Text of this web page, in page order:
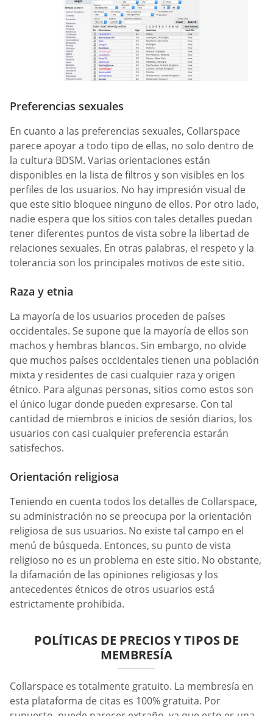
Preferencias sexuales
En cuanto a las preferencias sexuales, Collarspace
parece apoyar a todo tipo de ellas, no solo dentro de
la cultura BDSM. Varias orientaciones están
disponibles en la lista de filtros y son visibles en los
perfiles de los usuarios. No hay impresión visual de
que este sitio bloquee ninguno de ellos. Por otro lado,
nadie espera que los sitios con tales detalles puedan
tener diferentes puntos de vista sobre la libertad de
relaciones sexuales. En otras palabras, el respeto y la
tolerancia son los principales motivos de este sitio.
Raza y etnia
La mayoría de los usuarios proceden de países
occidentales. Se supone que la mayoría de ellos son
machos y hembras blancos. Sin embargo, no olvide
que muchos países occidentales tienen una población
mixta y residentes de casi cualquier raza y origen
étnico. Para algunas personas, sitios como estos son
el único lugar donde pueden expresarse. Con tal
cantidad de miembros e inicios de sesión diarios, los
usuarios con casi cualquier preferencia estarán
satisfechos.
Orientación religiosa
Teniendo en cuenta todos los detalles de Collarspace,
su administración no se preocupa por la orientación
religiosa de sus usuarios. No existe tal campo en el
menú de búsqueda. Entonces, su punto de vista
religioso no es un problema en este sitio. No obstante,
la difamación de las opiniones religiosas y los
antecedentes étnicos de otros usuarios está
estrictamente prohibida.
POLÍTICAS DE PRECIOS Y TIPOS DE
MEMBRESÍA
Collarspace es totalmente gratuito. La membresía en
esta plataforma de citas es 100% gratuita. Por